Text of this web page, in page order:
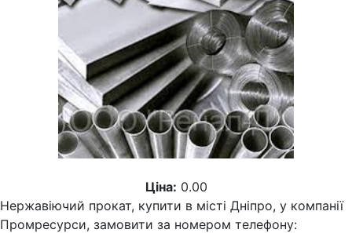
Ціна: 0.00
Нержавіючий прокат, купити в місті Дніпро, у компанії
Промресурси, замовити за номером телефону: